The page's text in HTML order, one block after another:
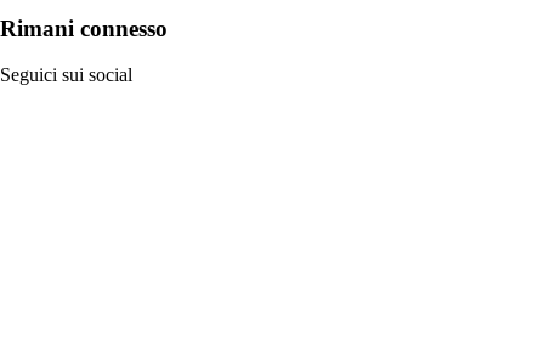
Rimani connesso
Seguici sui social